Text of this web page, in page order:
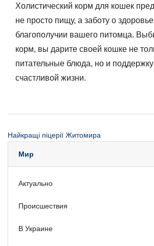
Холистический корм для кошек
не просто пищу, а заботу о
благополучии вашего питомца.
корм, вы дарите своей кошке не
питательные блюда, но и
счастливой жизни.
Найкращі піцерії Житомира
Мир
Актуально
Происшествия
В Украине